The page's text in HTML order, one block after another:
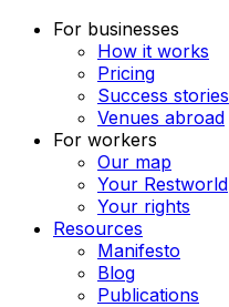
For businesses
How it works
Pricing
Success stories
Venues abroad
For workers
Our map
Your Restworld
Your rights
Resources
Manifesto
Blog
Publications